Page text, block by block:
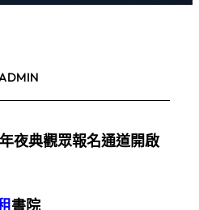
夜典觀眾報名通道開啟
書院